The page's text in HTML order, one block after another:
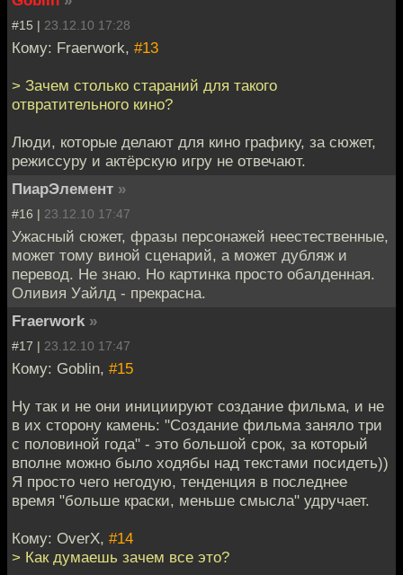
#15 | 23.12.10 17:28
Кому: Fraerwork, #13
> Зачем столько стараний для такого
отвратительного кино?
Люди, которые делают для кино графику, за сюжет,
режиссуру и актёрскую игру не отвечают.
ПиарЭлемент »
#16 | 23.12.10 17:47
Ужасный сюжет, фразы персонажей неестественные,
может тому виной сценарий, а может дубляж и
перевод. Не знаю. Но картинка просто обалденная.
Оливия Уайлд - прекрасна.
Fraerwork »
#17 | 23.12.10 17:47
Кому: Goblin, #15
Ну так и не они инициируют создание фильма, и не
в их сторону камень: "Создание фильма заняло три
с половиной года" - это большой срок, за который
вполне можно было ходябы над текстами посидеть))
Я просто чего негодую, тенденция в последнее
время "больше краски, меньше смысла" удручает.
Кому: OverX, #14
> Как думаешь зачем все это?